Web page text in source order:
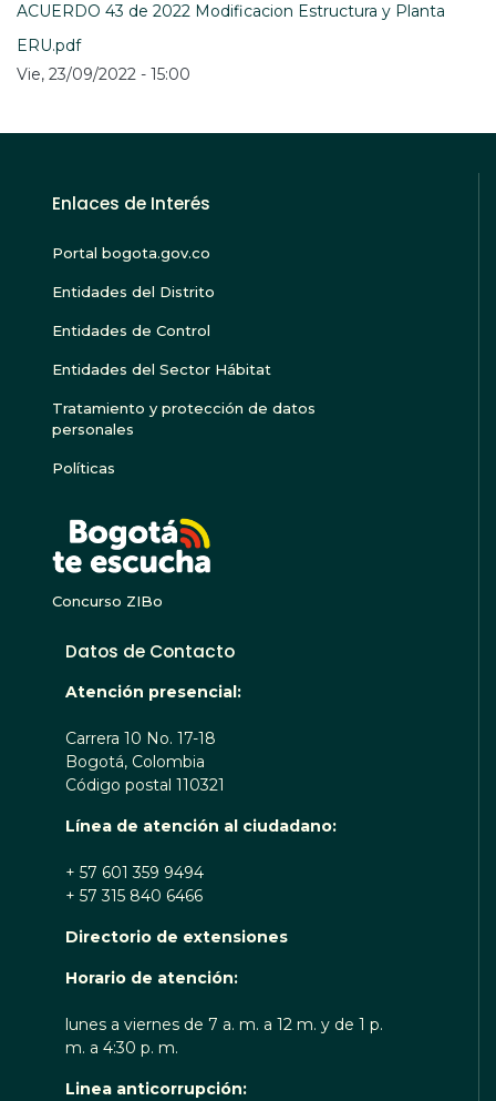
ACUERDO 43 de 2022 Modificacion Estructura y Planta
ERU.pdf
Vie, 23/09/2022 - 15:00
Enlaces de Interés
Portal bogota.gov.co
Entidades del Distrito
Entidades de Control
Entidades del Sector Hábitat
Tratamiento y protección de datos
personales
Políticas
Concurso ZIBo
Datos de Contacto
Atención presencial:
Carrera 10 No. 17-18
Bogotá, Colombia
Código postal 110321
Línea de atención al ciudadano:
+ 57 601 359 9494
+ 57 315 840 6466
Directorio de extensiones
Horario de atención:
lunes a viernes de 7 a. m. a 12 m. y de 1 p.
m. a 4:30 p. m.
Linea anticorrupción: